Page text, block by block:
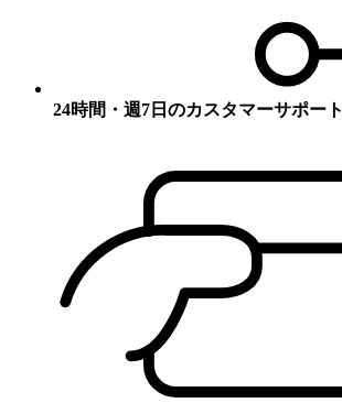
24時間・週7日のカスタマーサポート